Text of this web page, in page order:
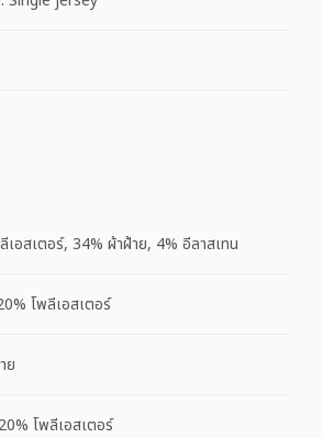
อสเตอร์, 34% ผ้าฝ้าย, 4% อีลาสเทน
โพลีเอสเตอร์
ย
โพลีเอสเตอร์